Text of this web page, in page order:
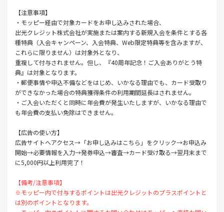
【注意事項】
・モッピー経由で対象カードをお申し込みされた場合、
出光クレジット株式会社が実施または案内する新規入会を条件とする各
種特典（入会キャンペーン、入会特典、Web限定特典等を含みますが、
これらに限りません）は対象外となり、
重複して付与されません。但し、『40周年記念！ご入会ありがとう特
典』は対象となります。
・郵便事情や申込不備などをはじめ、いかなる理由でも、カード受取り
ができなかった場合の特典獲得条件の利用期間延長はされません。
・ご入会いただくと同時に年会費が発生いたしますが、いかなる理由で
も年会費の支払い免除はできません。
【広告の使い方】
広告サイトへアクセス→「お申し込みはこちら」をクリック→お申込み
開始→必要情報を入力→発券申込→審査→カード受け取る→翌月末まで
に5,000円以上利用完了！
【備考/注意事項】
※モッピー内で付与するポイントは出光クレジットのプラスポイントと
は別のポイントとなります。